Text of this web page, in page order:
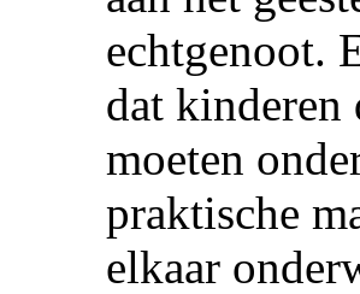
echtgenoot.
dat kinderen
moeten
praktische
elkaar